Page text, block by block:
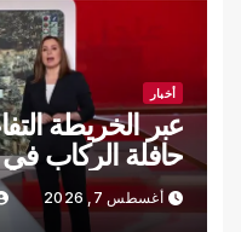
أخبار
عبر الخريطة
حافلة الركاب في
أغسطس 7, 2026